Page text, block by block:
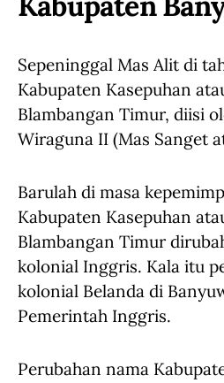
Sepeninggal Mas Alit di
Kabupaten Kasepuhan
Blambangan Timur, diisi
Wiraguna II (Mas Sanget
Barulah di masa
Kabupaten Kasepuhan
Blambangan Timur
kolonial Inggris. Kala itu
kolonial Belanda di
Pemerintah Inggris.
Perubahan nama